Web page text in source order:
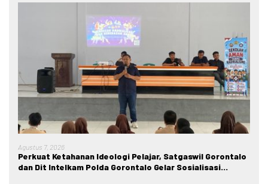
Agustus 7, 2026
Perkuat Ketahanan Ideologi Pelajar, Satgaswil Gorontalo
dan Dit Intelkam Polda Gorontalo Gelar Sosialisasi